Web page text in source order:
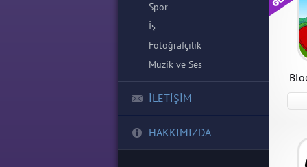
Spor
İş
Fotoğrafçılık
Müzik ve Ses
İLETİŞİM
HAKKIMIZDA
Tactile
Bloons Monkey City 1.9.0
Para Hileli Mod Apk indir
APK İndir
Hileli